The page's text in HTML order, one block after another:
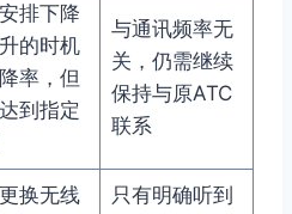
排下降
的时机
率，但
到指定
与通讯频率无
关，仍需继续
保持与原ATC
联系
换无线
只有明确听到